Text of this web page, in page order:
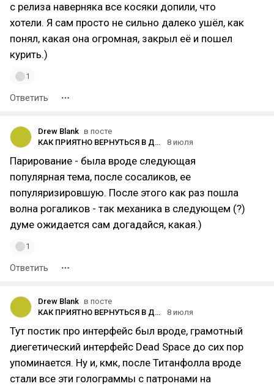
с релиза наверняка все косяки допили, что
хотели. Я сам просто не сильно далеко ушёл, как
понял, какая она огромная, закрыл её и пошел
курить.)
1
Ответить
Drew Blank в посте
КАК ПРИЯТНО ВЕРНУТЬСЯ В ДУМ
8 июля
Парирование - была вроде следующая
популярная тема, после сосаликов, ее
популяризировшую. После этого как раз пошла
волна рогаликов - так механика в следующем (?)
думе ожидается сам догадайся, какая.)
1
Ответить
Drew Blank в посте
КАК ПРИЯТНО ВЕРНУТЬСЯ В ДУМ
8 июля
Тут постик про интерфейс был вроде, грамотный
диегетический интерфейс Dead Space до сих пор
упоминается. Ну и, кмк, после Титанфолла вроде
стали все эти голограммы с патронами на